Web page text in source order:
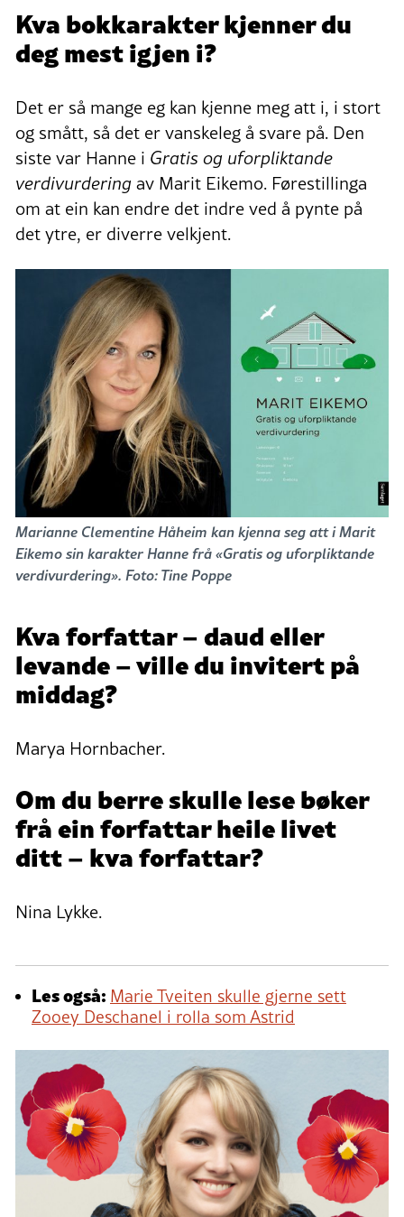
Kva bokkarakter kjenner du
deg mest igjen i?
Det er så mange eg kan kjenne meg att i, i stort
og smått, så det er vanskeleg å svare på. Den
siste var Hanne i Gratis og uforpliktande
verdivurdering av Marit Eikemo. Førestillinga
om at ein kan endre det indre ved å pynte på
det ytre, er diverre velkjent.
Marianne Clementine Håheim kan kjenna seg att i Marit
Eikemo sin karakter Hanne frå «Gratis og uforpliktande
verdivurdering». Foto: Tine Poppe
Kva forfattar – daud eller
levande – ville du invitert på
middag?
Marya Hornbacher.
Om du berre skulle lese bøker
frå ein forfattar heile livet
ditt – kva forfattar?
Nina Lykke.
Les også: Marie Tveiten skulle gjerne sett
Zooey Deschanel i rolla som Astrid